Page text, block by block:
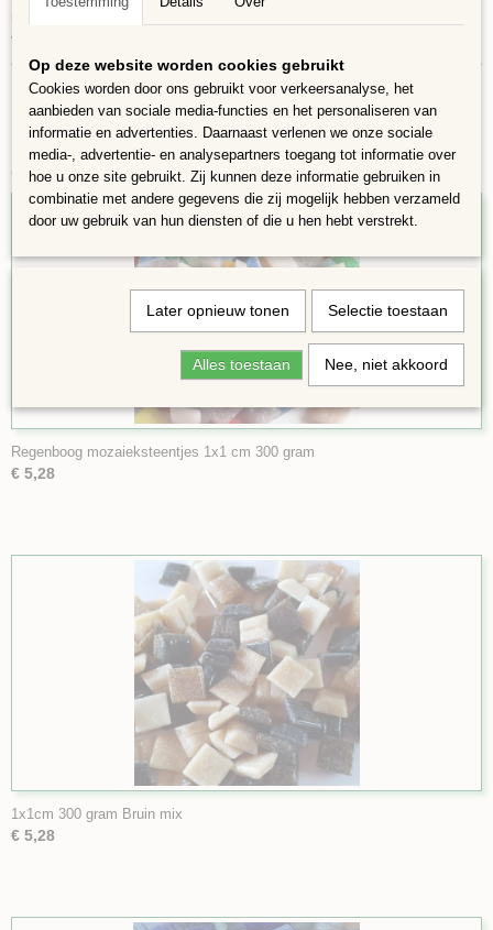
van de mozaïeksteentjes is een mozaiek-wieltjestang nodig.
Ook interessant
Regenboog mozaieksteentjes 1x1 cm 300 gram
€ 5,28
1x1cm 300 gram Bruin mix
€ 5,28
Op deze website worden cookies gebruikt
Cookies worden door ons gebruikt voor verkeersanalyse, het
aanbieden van sociale media-functies en het personaliseren van
informatie en advertenties. Daarnaast verlenen we onze sociale
media-, advertentie- en analysepartners toegang tot informatie over
hoe u onze site gebruikt. Zij kunnen deze informatie gebruiken in
combinatie met andere gegevens die zij mogelijk hebben verzameld
door uw gebruik van hun diensten of die u hen hebt verstrekt.
Later opnieuw tonen Selectie toestaan
Alles toestaan Nee, niet akkoord